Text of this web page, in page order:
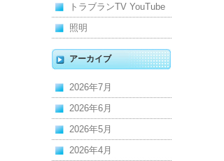
トラブランTV YouTube
照明
アーカイブ
2026年7月
2026年6月
2026年5月
2026年4月